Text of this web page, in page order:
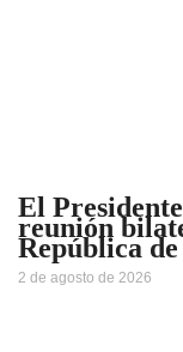
El
reunión
República
2 de agosto de 2026